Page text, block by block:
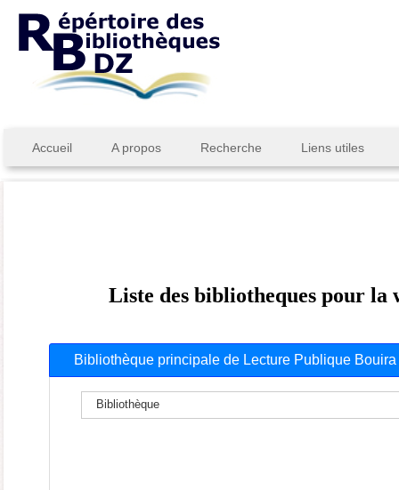
Accueil A propos Recherche Liens utiles
Liste des bibliotheques pour
Bibliothèque principale de Lecture Publique Bouira
Bibliothèque